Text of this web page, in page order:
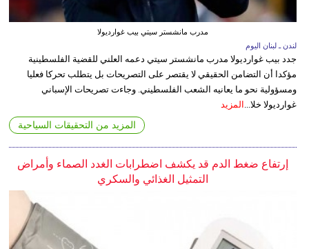
مدرب مانشستر سيتي بيب غوارديولا
لندن ـ لبنان اليوم
جدد بيب غوارديولا مدرب مانشستر سيتي دعمه العلني للقضية الفلسطينية
مؤكدا أن التضامن الحقيقي لا يقتصر على التصريحات بل يتطلب تحركا فعليا
ومسؤولية نحو ما يعانيه الشعب الفلسطيني. وجاءت تصريحات الإسباني
غوارديولا خلا... المزيد
المزيد من التحقيقات السياحية
إرتفاع ضغط الدم قد يكشف اضطرابات الغدد الصماء وأمراض
التمثيل الغذائي والسكري